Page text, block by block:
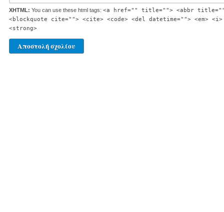
XHTML: You can use these html tags: <a href="" title=""> <abbr
<blockquote cite=""> <cite> <code> <del datetime=""> <em>
<strong>